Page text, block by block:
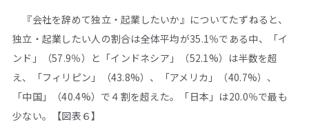
『会社を辞めて独立・起業したいか』についてたずねると、
独立・起業したい人の割合は全体平均が35.1％である中、「イ
ンド」（57.9％）と「インドネシア」（52.1%）は半数を超
え、「フィリピン」（43.8%）、「アメリカ」（40.7%）、
「中国」（40.4%）で４割を超えた。「日本」は20.0％で最も
少ない。【図表６】